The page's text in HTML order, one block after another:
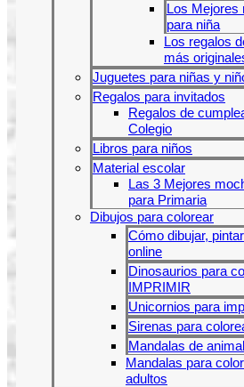
Los Mejores
para niña
Los regalos
más
Juguetes para niñas y
Regalos para invitados
Regalos de
Colegio
Libros para niños
Material escolar
Las 3 Mejores
para Primaria
Dibujos para colorear
Cómo dibujar,
online
Dinosaurios para
IMPRIMIR
Unicornios para
Sirenas para
Mandalas de
Mandalas para
adultos